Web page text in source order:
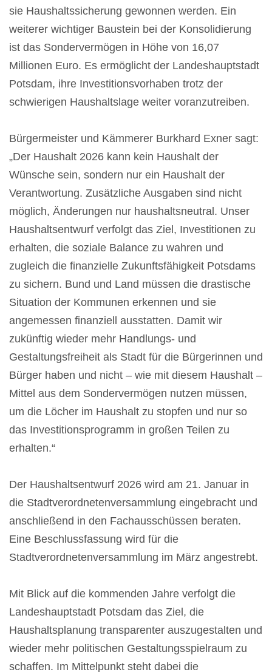
sie Haushaltssicherung gewonnen werden. Ein
weiterer wichtiger Baustein bei der Konsolidierung
ist das Sondervermögen in Höhe von 16,07
Millionen Euro. Es ermöglicht der Landeshauptstadt
Potsdam, ihre Investitionsvorhaben trotz der
schwierigen Haushaltslage weiter voranzutreiben.
Bürgermeister und Kämmerer Burkhard Exner sagt:
„Der Haushalt 2026 kann kein Haushalt der
Wünsche sein, sondern nur ein Haushalt der
Verantwortung. Zusätzliche Ausgaben sind nicht
möglich, Änderungen nur haushaltsneutral. Unser
Haushaltsentwurf verfolgt das Ziel, Investitionen zu
erhalten, die soziale Balance zu wahren und
zugleich die finanzielle Zukunftsfähigkeit Potsdams
zu sichern. Bund und Land müssen die drastische
Situation der Kommunen erkennen und sie
angemessen finanziell ausstatten. Damit wir
zukünftig wieder mehr Handlungs- und
Gestaltungsfreiheit als Stadt für die Bürgerinnen und
Bürger haben und nicht – wie mit diesem Haushalt –
Mittel aus dem Sondervermögen nutzen müssen,
um die Löcher im Haushalt zu stopfen und nur so
das Investitionsprogramm in großen Teilen zu
erhalten.“
Der Haushaltsentwurf 2026 wird am 21. Januar in
die Stadtverordnetenversammlung eingebracht und
anschließend in den Fachausschüssen beraten.
Eine Beschlussfassung wird für die
Stadtverordnetenversammlung im März angestrebt.
Mit Blick auf die kommenden Jahre verfolgt die
Landeshauptstadt Potsdam das Ziel, die
Haushaltsplanung transparenter auszugestalten und
wieder mehr politischen Gestaltungsspielraum zu
schaffen. Im Mittelpunkt steht dabei die